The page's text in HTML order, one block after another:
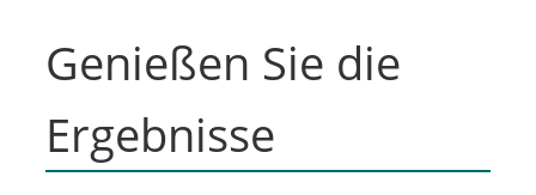
Genießen Sie die
Ergebnisse